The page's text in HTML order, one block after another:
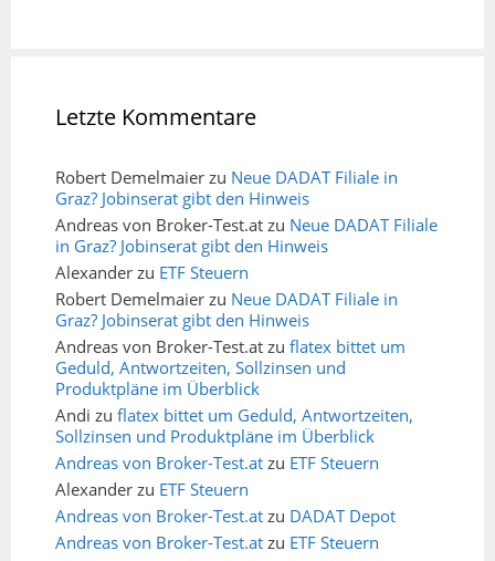
Letzte Kommentare
Robert Demelmaier zu Neue DADAT Filiale in
Graz? Jobinserat gibt den Hinweis
Andreas von Broker-Test.at zu Neue DADAT Filiale
in Graz? Jobinserat gibt den Hinweis
Alexander zu ETF Steuern
Robert Demelmaier zu Neue DADAT Filiale in
Graz? Jobinserat gibt den Hinweis
Andreas von Broker-Test.at zu flatex bittet um
Geduld, Antwortzeiten, Sollzinsen und
Produktpläne im Überblick
Andi zu flatex bittet um Geduld, Antwortzeiten,
Sollzinsen und Produktpläne im Überblick
Andreas von Broker-Test.at zu ETF Steuern
Alexander zu ETF Steuern
Andreas von Broker-Test.at zu DADAT Depot
Andreas von Broker-Test.at zu ETF Steuern